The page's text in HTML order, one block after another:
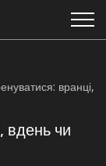
вранці,
вдень чи